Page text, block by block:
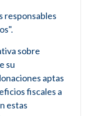
responsables
sobre
su
aptas
fiscales a
estas